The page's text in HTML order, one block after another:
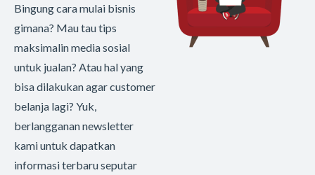
Bingung cara mulai bisnis
gimana? Mau tau tips
maksimalin media sosial
untuk jualan? Atau hal yang
bisa dilakukan agar customer
belanja lagi? Yuk,
berlangganan newsletter
kami untuk dapatkan
informasi terbaru seputar